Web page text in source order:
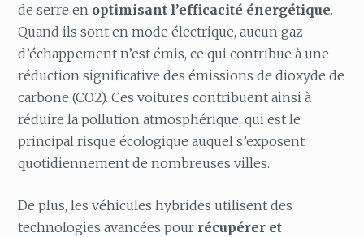
de serre en optimisant l’efficacité énergétique.
Quand ils sont en mode électrique, aucun gaz
d’échappement n’est émis, ce qui contribue à une
réduction significative des émissions de dioxyde de
carbone (CO2). Ces voitures contribuent ainsi à
réduire la pollution atmosphérique, qui est le
principal risque écologique auquel s’exposent
quotidiennement de nombreuses villes.
De plus, les véhicules hybrides utilisent des
technologies avancées pour récupérer et